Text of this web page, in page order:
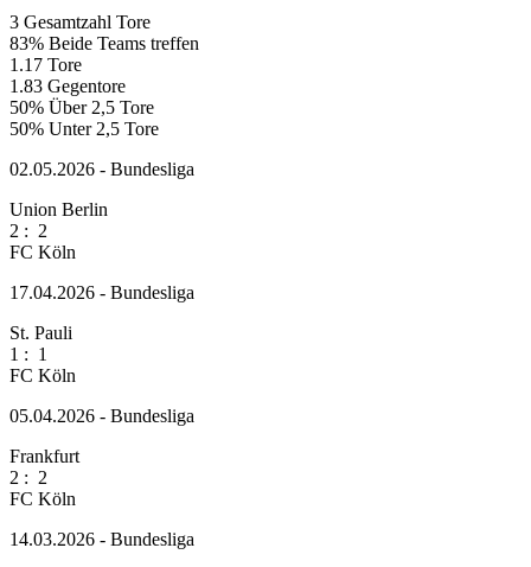
3 Gesamtzahl Tore
83% Beide Teams treffen
1.17 Tore
1.83 Gegentore
50% Über 2,5 Tore
50% Unter 2,5 Tore
02.05.2026 - Bundesliga
Union Berlin
2 : 2
FC Köln
17.04.2026 - Bundesliga
St. Pauli
1 : 1
FC Köln
05.04.2026 - Bundesliga
Frankfurt
2 : 2
FC Köln
14.03.2026 - Bundesliga